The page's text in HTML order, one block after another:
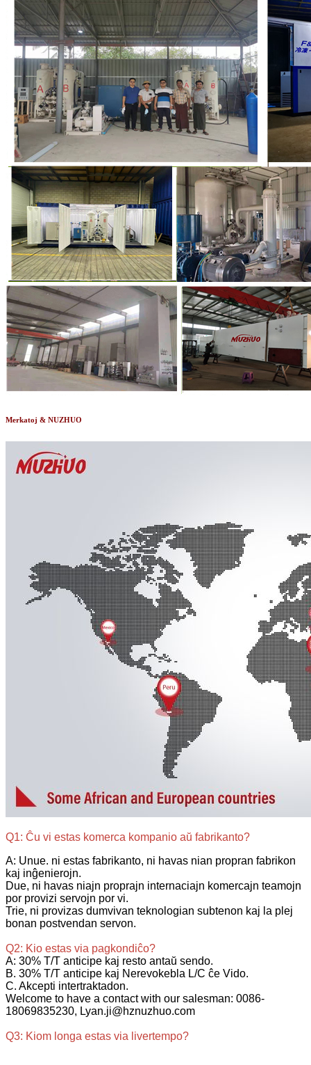
Merkatoj & NUZHUO
Q1: Ĉu vi estas komerca kompanio aŭ fabrikanto?
A: Unue. ni estas fabrikanto, ni havas nian propran fabrikon
kaj inĝenierojn.
Due, ni havas niajn proprajn internaciajn komercajn teamojn
por provizi servojn por vi.
Trie, ni provizas dumvivan teknologian subtenon kaj la plej
bonan postvendan servon.
Q2: Kio estas via pagkondiĉo?
A: 30% T/T anticipe kaj resto antaŭ sendo.
B. 30% T/T anticipe kaj Nerevokebla L/C ĉe Vido.
C. Akcepti intertraktadon.
Welcome to have a contact with our salesman: 0086-
18069835230, Lyan.ji@hznuzhuo.com
Q3: Kiom longa estas via livertempo?